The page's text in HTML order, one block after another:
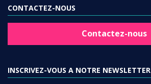
CONTACTEZ-NOUS
Contactez-nous
INSCRIVEZ-VOUS A NOTRE NEWSLETTER